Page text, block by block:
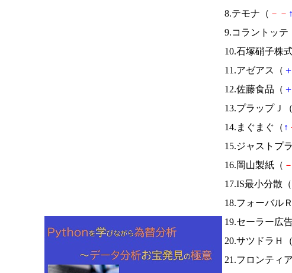
8.テモナ（ － － ↑
9.コラントッテ
10.石塚硝子株
11.アゼアス（ ＋
12.佐藤食品（ ＋
13.プラップＪ（
14.まぐまぐ（ ↑
15.ジャストプ
16.岡山製紙（ －
17.IS最小分散（
18.フォーバル
19.セーラー広
20.サツドラＨ（
21.フロンティ